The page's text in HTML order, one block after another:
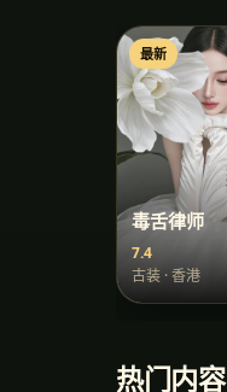
最新
毒舌律师
7.4
古装 ·香港
热门内容